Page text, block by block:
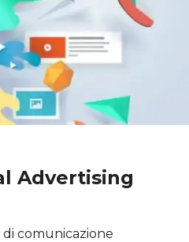
Advertising
comunicazione